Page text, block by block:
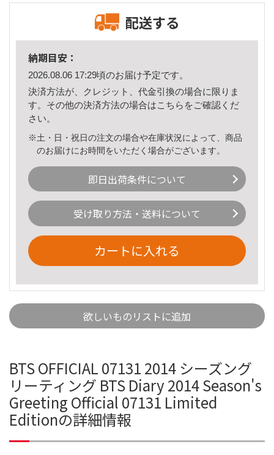
配送する
納期目安：
2026.08.06 17:29頃のお届け予定です。
決済方法が、クレジット、代金引換の場合に限りま
す。その他の決済方法の場合はこちら をご確認くだ
さい。
※土・日・祝日の注文の場合や在庫状況によって、商品
のお届けにお時間をいただく場合がございます。
即日出荷条件について
受け取り方法・送料について
カートに入れる
欲しいものリストに追加
BTS OFFICIAL 07131 2014 シーズング
リーティング BTS Diary 2014 Season's
Greeting Official 07131 Limited
Editionの詳細情報